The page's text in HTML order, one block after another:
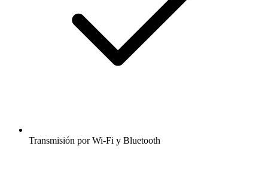
Transmisión por Wi-Fi y Bluetooth